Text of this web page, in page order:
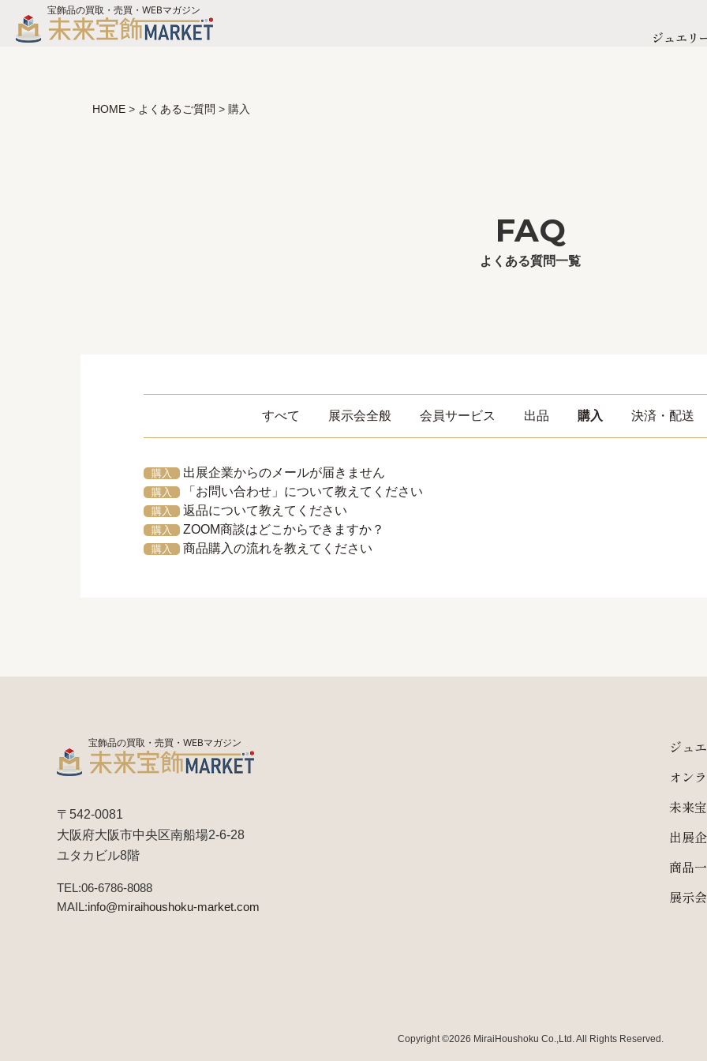
宝飾品の買取・売買・WEBマガジン
ジュエリ
お問い合わせ
HOME > よくあるご質問 > 購入
FAQ
よくある質問一覧
すべて 展示会全般 会員サービス 出品 購入 決済・配送
購入 出展企業からのメールが届きません
購入 「お問い合わせ」について教えてください
購入 返品について教えてください
購入 ZOOM商談はどこからできますか？
購入 商品購入の流れを教えてください
宝飾品の買取・売買・WEBマガジン
〒542-0081
大阪府大阪市中央区南船場2-6-28
ユタカビル8階
TEL:06-6786-8088
MAIL:info@miraihoushoku-market.com
ジュ
オン
未来
出展
商品
展示
Copyright ©2026 MiraiHoushoku Co.,Ltd. All Rights Reserved.